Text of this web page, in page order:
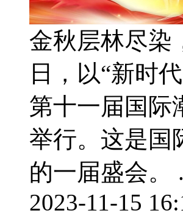
金秋层林尽染
日，以“新时
第十一届国际
举行。这是国
的一届盛会。
2023-11-15